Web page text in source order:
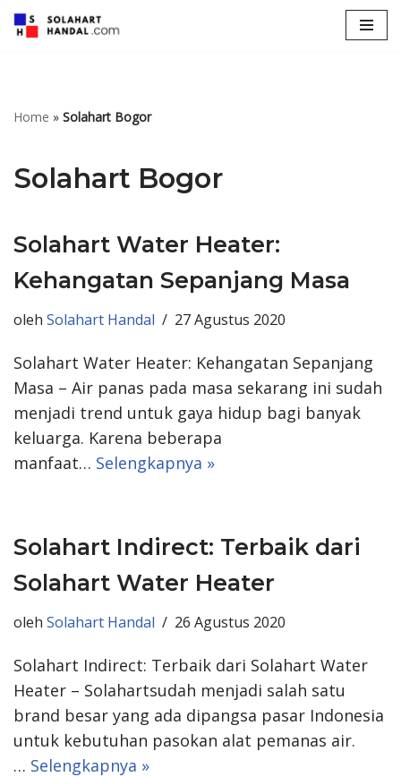
Home » Solahart Bogor
Solahart Bogor
Solahart Water Heater:
Kehangatan Sepanjang Masa
oleh Solahart Handal 27 Agustus 2020
Solahart Water Heater: Kehangatan Sepanjang
Masa – Air panas pada masa sekarang ini sudah
menjadi trend untuk gaya hidup bagi banyak
keluarga. Karena beberapa
manfaat… Selengkapnya »
Solahart Indirect: Terbaik dari
Solahart Water Heater
oleh Solahart Handal 26 Agustus 2020
Solahart Indirect: Terbaik dari Solahart Water
Heater – Solahartsudah menjadi salah satu
brand besar yang ada dipangsa pasar Indonesia
untuk kebutuhan pasokan alat pemanas air.
… Selengkapnya »